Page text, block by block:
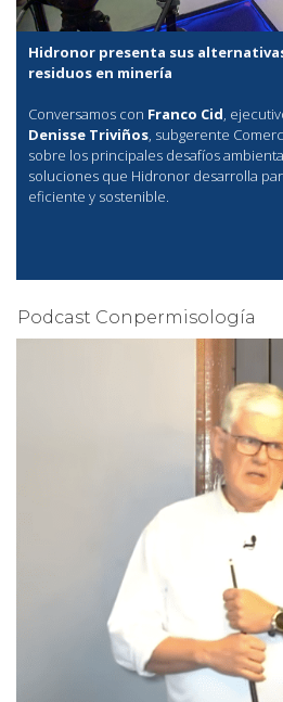
Hidronor presenta sus
residuos en minería
Conversamos con Franco Cid,
Denisse Triviños, subgerente
sobre los principales desafíos
soluciones que Hidronor desarrolla
eficiente y sostenible.
Podcast Conpermisología